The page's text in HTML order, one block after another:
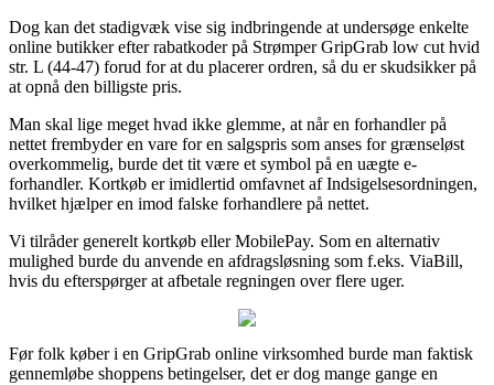
Dog kan det stadigvæk vise sig indbringende at undersøge enkelte
online butikker efter rabatkoder på Strømper GripGrab low cut hvid
str. L (44-47) forud for at du placerer ordren, så du er skudsikker på
at opnå den billigste pris.
Man skal lige meget hvad ikke glemme, at når en forhandler på
nettet frembyder en vare for en salgspris som anses for grænseløst
overkommelig, burde det tit være et symbol på en uægte e-
forhandler. Kortkøb er imidlertid omfavnet af Indsigelsesordningen,
hvilket hjælper en imod falske forhandlere på nettet.
Vi tilråder generelt kortkøb eller MobilePay. Som en alternativ
mulighed burde du anvende en afdragsløsning som f.eks. ViaBill,
hvis du efterspørger at afbetale regningen over flere uger.
Før folk køber i en GripGrab online virksomhed burde man faktisk
gennemløbe shoppens betingelser, det er dog mange gange en